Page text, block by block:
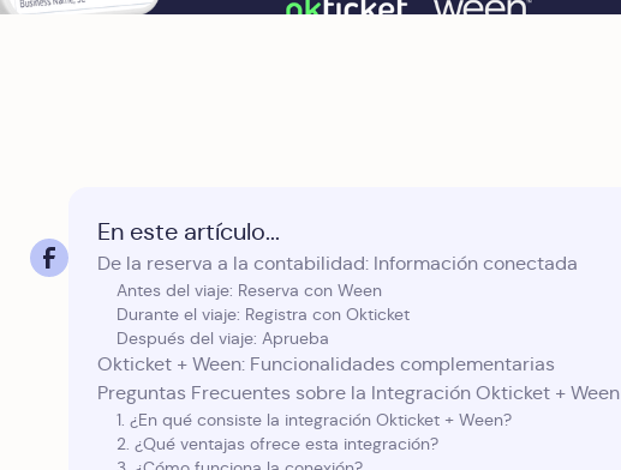
En este artículo...
De la reserva a la contabilidad: Información conectada
Antes del viaje: Reserva con Ween
Durante el viaje: Registra con Okticket
Después del viaje: Aprueba
Okticket + Ween: Funcionalidades complementarias
Preguntas Frecuentes sobre la Integración Okticket + Ween
1. ¿En qué consiste la integración Okticket + Ween?
2. ¿Qué ventajas ofrece esta integración?